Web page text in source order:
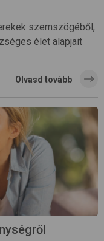
szemszögéből,
élet alapjait
Olvasd tovább